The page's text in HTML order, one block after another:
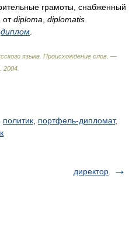
грамоты, снабженный
отdiploma diplomatis
диплом
языка. Происхождение слов. —
2004
политик портфель-дипломат,
директор